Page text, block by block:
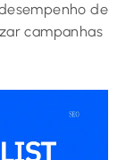
de
campanhas